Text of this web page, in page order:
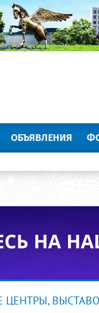
ОБЪЯВЛЕНИЯ
ЦЕНТРЫ,